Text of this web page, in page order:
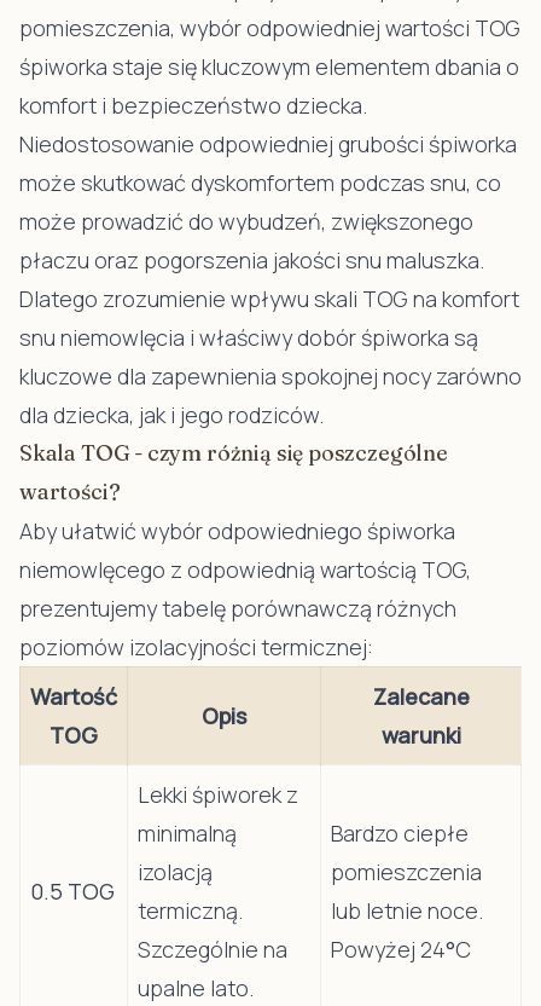
pomieszczenia, wybór odpowiedniej wartości TOG
śpiworka staje się kluczowym elementem dbania o
komfort i bezpieczeństwo dziecka.
Niedostosowanie odpowiedniej grubości śpiworka
może skutkować dyskomfortem podczas snu, co
może prowadzić do wybudzeń, zwiększonego
płaczu oraz pogorszenia jakości snu maluszka.
Dlatego zrozumienie wpływu skali TOG na komfort
snu niemowlęcia i właściwy dobór śpiworka są
kluczowe dla zapewnienia spokojnej nocy zarówno
dla dziecka, jak i jego rodziców.
Skala TOG - czym różnią się poszczególne
wartości?
Aby ułatwić wybór odpowiedniego śpiworka
niemowlęcego z odpowiednią wartością TOG,
prezentujemy tabelę porównawczą różnych
poziomów izolacyjności termicznej:
Wartość
TOG
Opis
Zalecane
warunki
0.5 TOG
Lekki śpiworek z
minimalną
izolacją
termiczną.
Szczególnie na
upalne lato.
Bardzo ciepłe
pomieszczenia
lub letnie noce.
Powyżej 24°C